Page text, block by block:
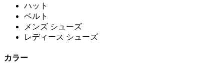
ハット
ベルト
メンズ シューズ
レディース シューズ
カラー